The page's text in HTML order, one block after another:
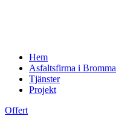
Hem
Asfaltsfirma i Bromma
Tjänster
Projekt
Offert